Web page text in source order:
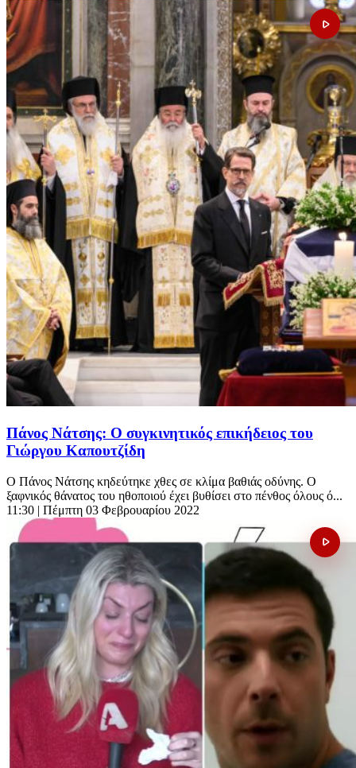
Πάνος Νάτσης: Ο συγκινητικός επικήδειος του
Γιώργου Καπουτζίδη
Ο Πάνος Νάτσης κηδεύτηκε χθες σε κλίμα βαθιάς οδύνης. Ο
ξαφνικός θάνατος του ηθοποιού έχει βυθίσει στο πένθος όλους ό...
11:30 | Πέμπτη 03 Φεβρουαρίου 2022